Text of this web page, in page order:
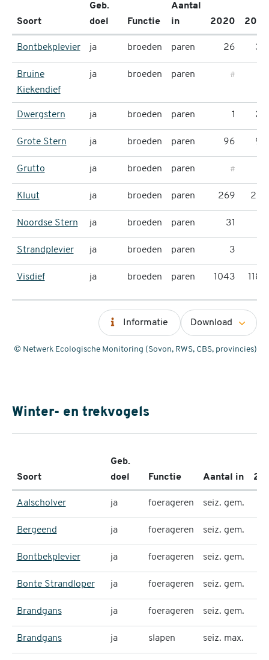
Soort
Geb.
doel
Functie
Aantal
in
2020 2021
Bontbekplevier ja broeden paren 26 38
Bruine
Kiekendief
ja broeden paren #
Dwergstern ja broeden paren 1 28
Grote Stern ja broeden paren 96 96
Grutto ja broeden paren #
Kluut ja broeden paren 269 237
Noordse Stern ja broeden paren 31
Strandplevier ja broeden paren 3
Visdief ja broeden paren 1043 1189
Informatie Download
© Netwerk Ecologische Monitoring (Sovon, RWS, CBS, provincies)
Winter- en trekvogels
Soort
Geb.
doel
Functie Aantal in
Aalscholver ja foerageren seiz. gem.
Bergeend ja foerageren seiz. gem.
Bontbekplevier ja foerageren seiz. gem.
Bonte Strandloper ja foerageren seiz. gem.
Brandgans ja foerageren seiz. gem.
Brandgans ja slapen seiz. max.